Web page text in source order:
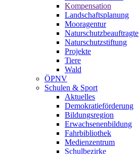
Kompensation
Landschaftsplanung
Mooragentur
Naturschutzbeauftragte
Naturschutzstiftung
Projekte
Tiere
Wald
ÖPNV
Schulen & Sport
Aktuelles
Demokratieförderung
Bildungsregion
Erwachsenenbildung
Fahrbibliothek
Medienzentrum
Schulbezirke